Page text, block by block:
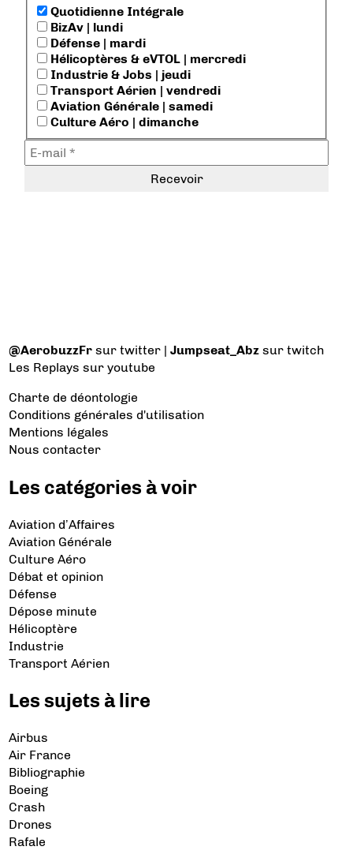
Quotidienne Intégrale
BizAv | lundi
Défense | mardi
Hélicoptères & eVTOL | mercredi
Industrie & Jobs | jeudi
Transport Aérien | vendredi
Aviation Générale | samedi
Culture Aéro | dimanche
@AerobuzzFr sur twitter |Jumpseat_Abz sur twitch
Les Replays sur youtube
Charte de déontologie
Conditions générales d'utilisation
Mentions légales
Nous contacter
Les catégories à voir
Aviation d’Affaires
Aviation Générale
Culture Aéro
Débat et opinion
Défense
Dépose minute
Hélicoptère
Industrie
Transport Aérien
Les sujets à lire
Airbus
Air France
Bibliographie
Boeing
Crash
Drones
Rafale